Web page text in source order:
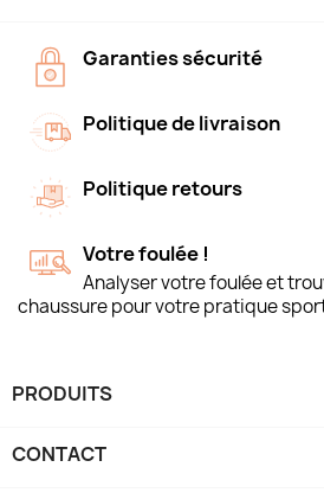
Garanties sécurité
Politique de livraison
Politique retours
Votre foulée !
Analyser votre foulée et
chaussure pour votre pratique
PRODUITS
CONTACT